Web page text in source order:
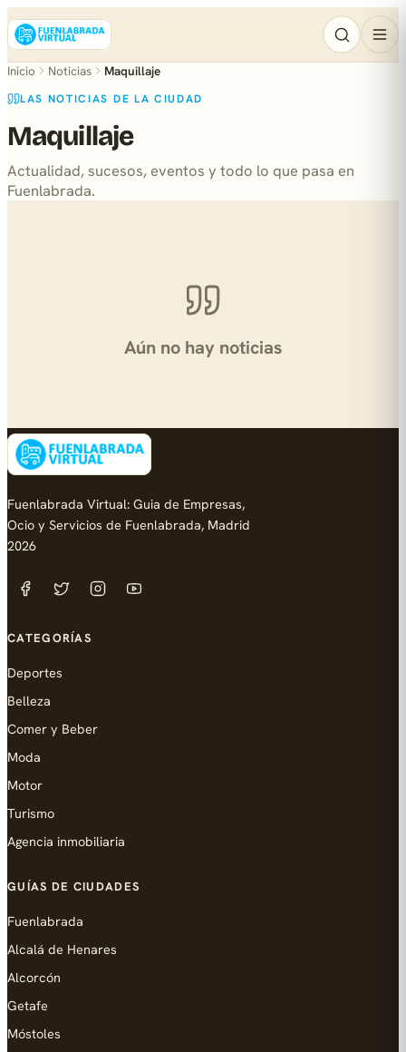
Inicio Noticias Maquillaje
LAS NOTICIAS DE LA CIUDAD
Maquillaje
Actualidad, sucesos, eventos y todo lo que pasa en
Fuenlabrada.
Aún no hay noticias
Fuenlabrada Virtual: Guia de Empresas,
Ocio y Servicios de Fuenlabrada, Madrid
2026
CATEGORÍAS
Deportes
Belleza
Comer y Beber
Moda
Motor
Turismo
Agencia inmobiliaria
GUÍAS DE CIUDADES
Fuenlabrada
Alcalá de Henares
Alcorcón
Getafe
Móstoles